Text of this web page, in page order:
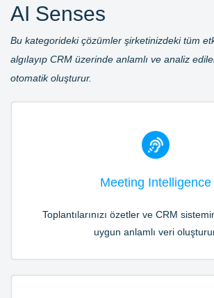
AI Senses
Bu kategorideki çözümler şirketinizdeki tüm
algılayıp CRM üzerinde anlamlı ve analiz
otomatik oluşturur.
Meeting Intelligence
Toplantılarınızı özetler ve CRM
uygun anlamlı veri